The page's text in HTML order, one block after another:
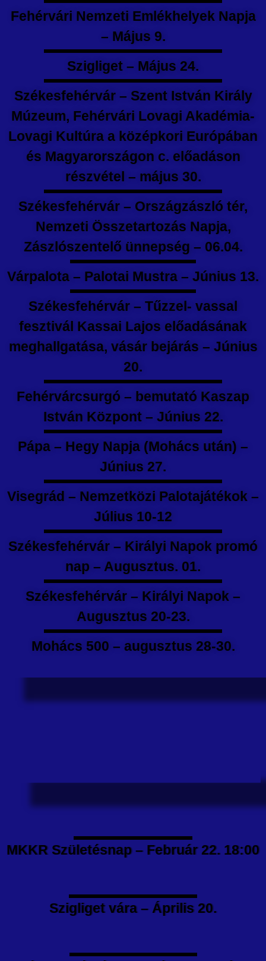
Fehérvári Nemzeti Emlékhelyek Napja
– Május 9.
Szigliget – Május 24.
Székesfehérvár – Szent István Király
Múzeum, Fehérvári Lovagi Akadémia-
Lovagi Kultúra a középkori Európában
és Magyarországon c. előadáson
részvétel – május 30.
Székesfehérvár – Országzászló tér,
Nemzeti Összetartozás Napja,
Zászlószentelő ünnepség – 06.04.
Várpalota – Palotai Mustra – Június 13.
Székesfehérvár – Tűzzel- vassal
fesztivál Kassai Lajos előadásának
meghallgatása, vásár bejárás – Június
20.
Fehérvárcsurgó – bemutató Kaszap
István Központ – Június 22.
Pápa – Hegy Napja (Mohács után) –
Június 27.
Visegrád – Nemzetközi Palotajátékok –
Július 10-12
Székesfehérvár – Királyi Napok promó
nap – Augusztus. 01.
Székesfehérvár – Királyi Napok –
Augusztus 20-23.
Mohács 500 – augusztus 28-30.
MKKR Születésnap – Február 22. 18:00
Szigliget vára – Április 20.